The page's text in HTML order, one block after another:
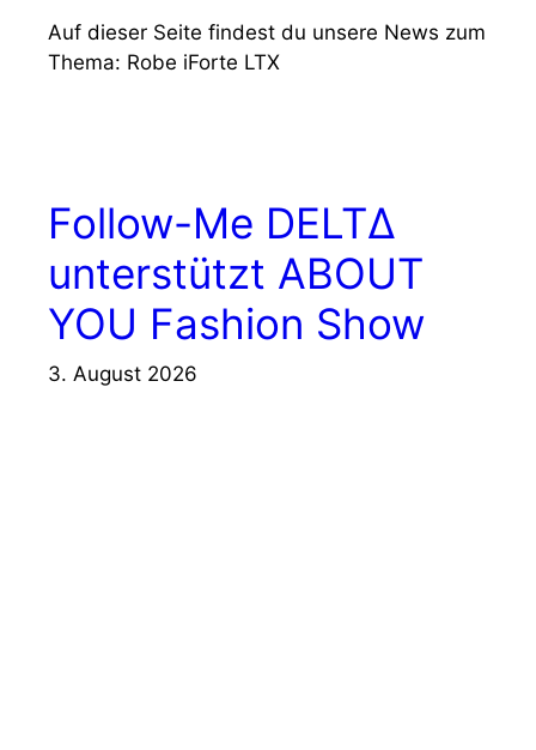
Auf dieser Seite findest du unsere News zum
Thema: Robe iForte LTX
Follow-Me DELTΔ
unterstützt ABOUT
YOU Fashion Show
3. August 2026